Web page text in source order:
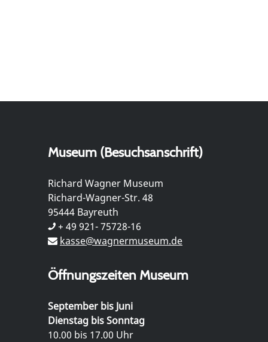
Museum (Besuchsanschrift)
Richard Wagner Museum
Richard-Wagner-Str. 48
95444 Bayreuth
+ 49 921- 75728-16
kasse@wagnermuseum.de
Öffnungszeiten Museum
September bis Juni
Dienstag bis Sonntag
10.00 bis 17.00 Uhr